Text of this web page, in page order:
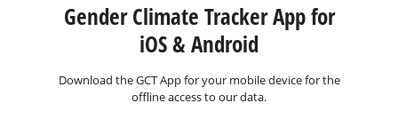
Gender Climate Tracker App for
iOS & Android
Download the GCT App for your mobile device for the
offline access to our data.